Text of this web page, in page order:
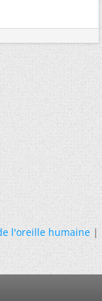
l'oreille humaine|